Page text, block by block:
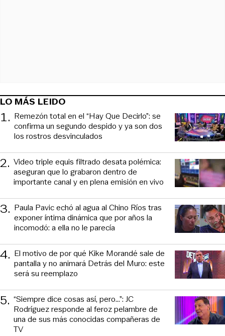
LO MÁS LEIDO
1. Remezón total en el “Hay Que Decirlo”: se
confirma un segundo despido y ya son dos
los rostros desvinculados
2. Video triple equis filtrado desata polémica:
aseguran que lo grabaron dentro de
importante canal y en plena emisión en vivo
3. Paula Pavic echó al agua al Chino Ríos tras
exponer íntima dinámica que por años la
incomodó: a ella no le parecía
4. El motivo de por qué Kike Morandé sale de
pantalla y no animará Detrás del Muro: este
será su reemplazo
5. “Siempre dice cosas así, pero...”: JC
Rodríguez responde al feroz pelambre de
una de sus más conocidas compañeras de
TV